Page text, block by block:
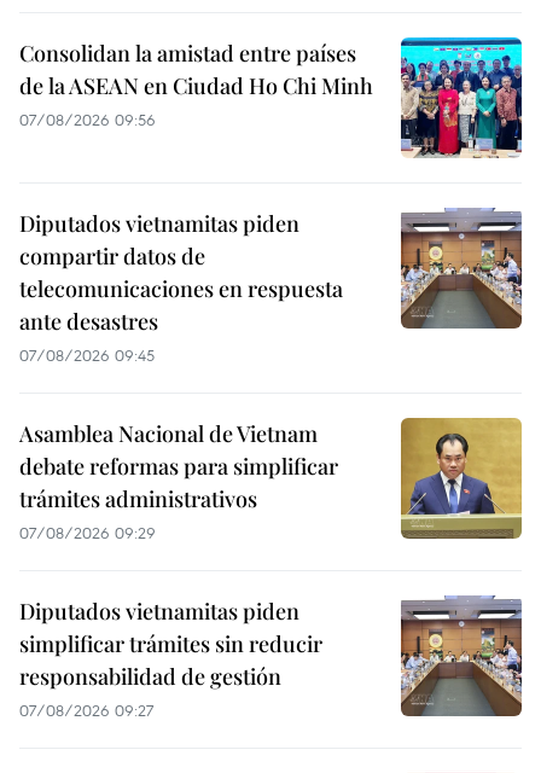
Consolidan la amistad entre países
de la ASEAN en Ciudad Ho Chi Minh
07/08/2026 09:56
Diputados vietnamitas piden
compartir datos de
telecomunicaciones en respuesta
ante desastres
07/08/2026 09:45
Asamblea Nacional de Vietnam
debate reformas para simplificar
trámites administrativos
07/08/2026 09:29
Diputados vietnamitas piden
simplificar trámites sin reducir
responsabilidad de gestión
07/08/2026 09:27